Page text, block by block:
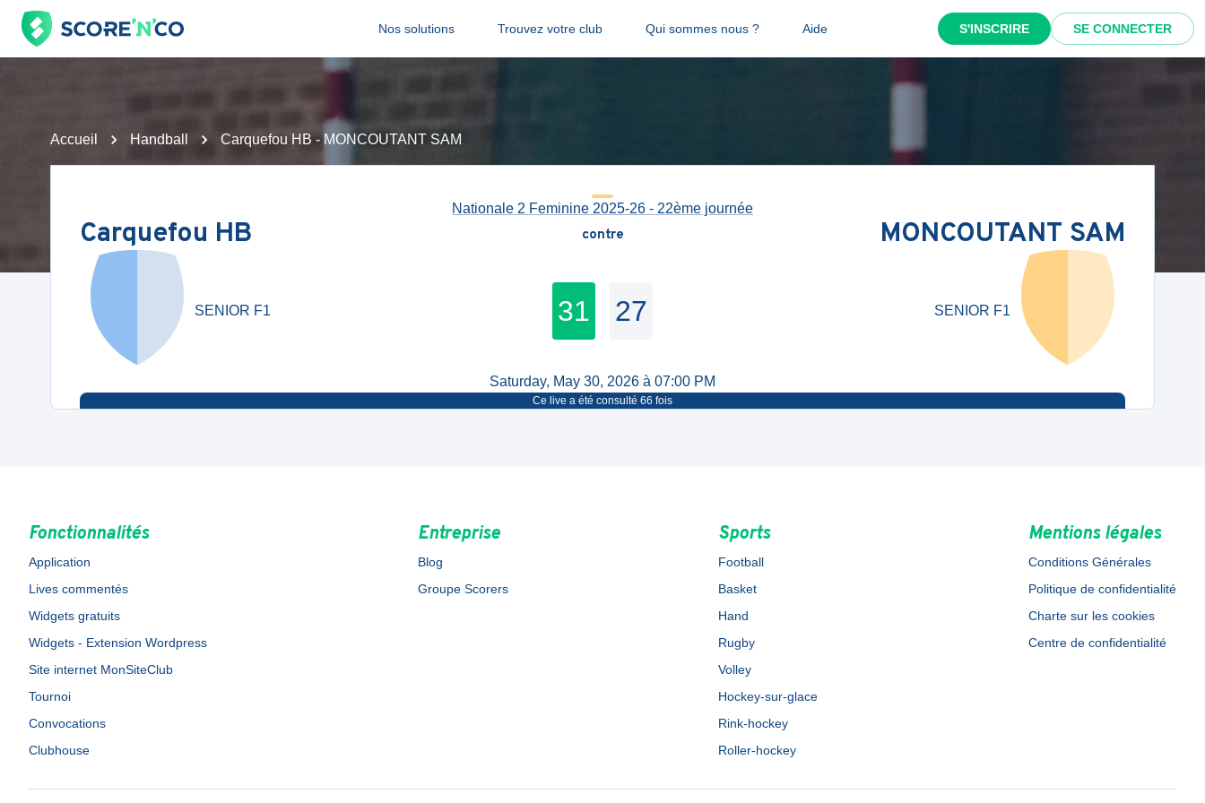
Nos solutions Trouvez votre club Qui sommes nous ? Aide S'INSCRIRE SE CONNECTER
Accueil Handball Carquefou HB - MONCOUTANT SAM
Nationale 2 Feminine 2025-26 - 22ème journée
Carquefou HB contre MONCOUTANT SAM
SENIOR F1 31 27 SENIOR F1
Saturday, May 30, 2026 à 07:00 PM
Ce live a été consulté 66 fois
Fonctionnalités
Application
Lives commentés
Widgets gratuits
Widgets - Extension Wordpress
Site internet MonSiteClub
Tournoi
Convocations
Clubhouse
Entreprise
Blog
Groupe Scorers
Sports
Football
Basket
Hand
Rugby
Volley
Hockey-sur-glace
Rink-hockey
Roller-hockey
Mentions légales
Conditions Générales
Politique de confidentialité
Charte sur les cookies
Centre de confidentialité